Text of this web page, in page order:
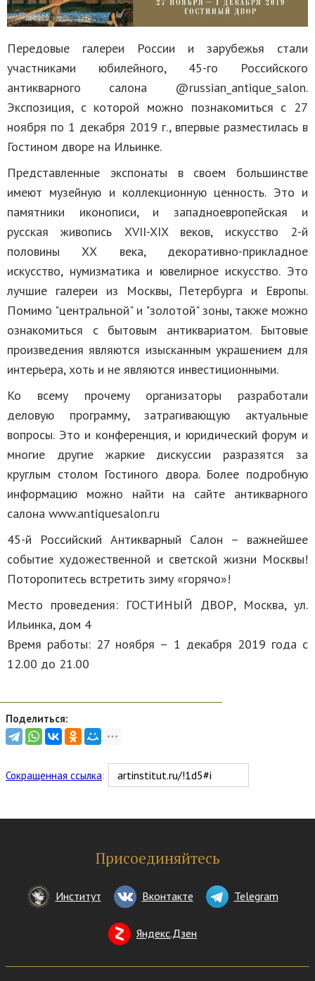
Передовые галереи России и зарубежья стали
участниками юбилейного, 45-го Российского
антикварного салона @russian_antique_salon.
Экспозиция, с которой можно познакомиться с 27
ноября по 1 декабря 2019 г., впервые разместилась в
Гостином дворе на Ильинке.
Представленные экспонаты в своем большинстве
имеют музейную и коллекционную ценность. Это и
памятники иконописи, и западноевропейская и
русская живопись XVII-XIX веков, искусство 2-й
половины ХХ века, декоративно-прикладное
искусство, нумизматика и ювелирное искусство. Это
лучшие галереи из Москвы, Петербурга и Европы.
Помимо "центральной" и "золотой" зоны, также можно
ознакомиться с бытовым антиквариатом. Бытовые
произведения являются изысканным украшением для
интерьера, хоть и не являются инвестиционными.
Ко всему прочему организаторы разработали
деловую программу, затрагивающую актуальные
вопросы. Это и конференция, и юридический форум и
многие другие жаркие дискуссии разразятся за
круглым столом Гостиного двора. Более подробную
информацию можно найти на сайте антикварного
салона www.antiquesalon.ru
45-й Российский Антикварный Салон – важнейшее
событие художественной и светской жизни Москвы!
Поторопитесь встретить зиму «горячо»!
Место проведения: ГОСТИНЫЙ ДВОР, Москва, ул.
Ильинка, дом 4
Время работы: 27 ноября – 1 декабря 2019 года с
12.00 до 21.00
Поделиться:
Сокращенная ссылка:
Присоединяйтесь
Институт Вконтакте Telegram
Яндекс.Дзен